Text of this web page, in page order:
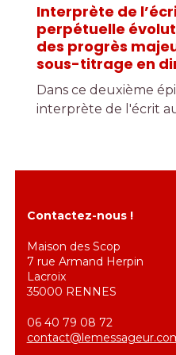
Interprète de
perpétuelle
des progrès
sous-titrage en
Dans ce deuxième
interprète de l'écrit
Contactez-nous !
Maison des Scop
7 rue Armand Herpin
Lacroix
35000 RENNES
06 40 79 08 72